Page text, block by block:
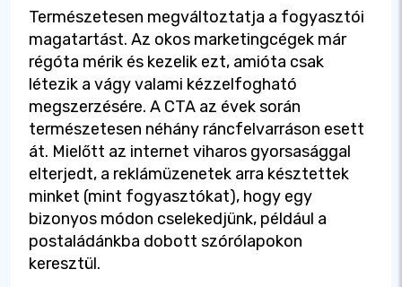
Természetesen megváltoztatja a fogyasztói
magatartást. Az okos marketingcégek már
régóta mérik és kezelik ezt, amióta csak
létezik a vágy valami kézzelfogható
megszerzésére. A CTA az évek során
természetesen néhány ráncfelvarráson esett
át. Mielőtt az internet viharos gyorsasággal
elterjedt, a reklámüzenetek arra késztettek
minket (mint fogyasztókat), hogy egy
bizonyos módon cselekedjünk, például a
postaládánkba dobott szórólapokon
keresztül.